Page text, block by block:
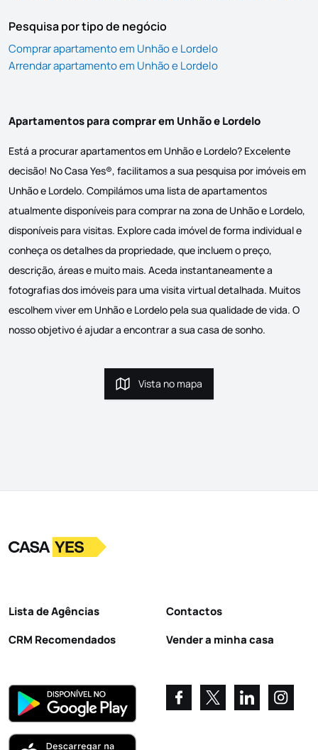
Pesquisa por tipo de negócio
Comprar apartamento em Unhão e Lordelo
Arrendar apartamento em Unhão e Lordelo
Apartamentos para comprar em Unhão e Lordelo
Está a procurar apartamentos em Unhão e Lordelo? Excelente
decisão! No Casa Yes®, facilitamos a sua pesquisa por imóveis em
Unhão e Lordelo. Compilámos uma lista de apartamentos
atualmente disponíveis para comprar na zona de Unhão e Lordelo,
disponíveis para visitas. Explore cada imóvel de forma individual e
conheça os detalhes da propriedade, que incluem o preço,
descrição, áreas e muito mais. Aceda instantaneamente a
fotografias dos imóveis para uma visita virtual detalhada. Muitos
escolhem viver em Unhão e Lordelo pela sua qualidade de vida. O
nosso objetivo é ajudar a encontrar a sua casa de sonho.
Vista no mapa
Vista no mapa
LogoIr para a homepage
Lista de Agências
CRM Recomendados
Contactos
Vender a minha casa